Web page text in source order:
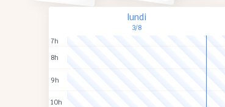
lundi
3/8
7h
8h
9h
10h